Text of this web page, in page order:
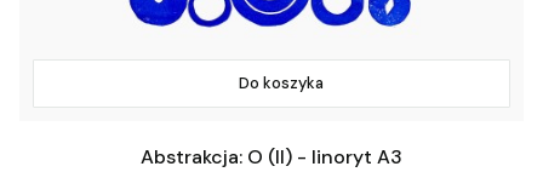
Do koszyka
Abstrakcja: O (II) - linoryt A3